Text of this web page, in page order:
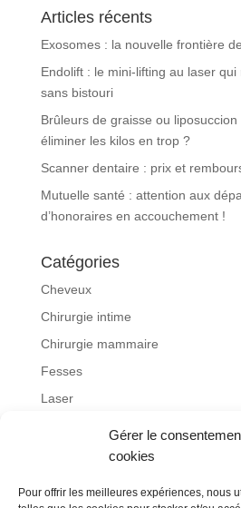
Gérer le
cookies
Pour offrir les meilleures expériences, nous
Articles récents
Exosomes : la nouvelle frontière
Endolift : le mini-lifting au laser
sans bistouri
Brûleurs de graisse ou
éliminer les kilos en trop ?
Scanner dentaire : prix et
Mutuelle santé : attention aux
d’honoraires en accouchement !
Catégories
Cheveux
Chirurgie intime
Chirurgie mammaire
Fesses
Laser